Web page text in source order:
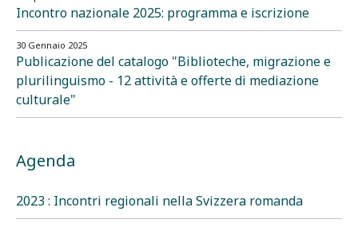
Incontro nazionale 2025: programma e iscrizione
30 Gennaio 2025
Publicazione del catalogo "Biblioteche, migrazione e
plurilinguismo - 12 attività e offerte di mediazione
culturale"
Agenda
2023 : Incontri regionali nella Svizzera romanda